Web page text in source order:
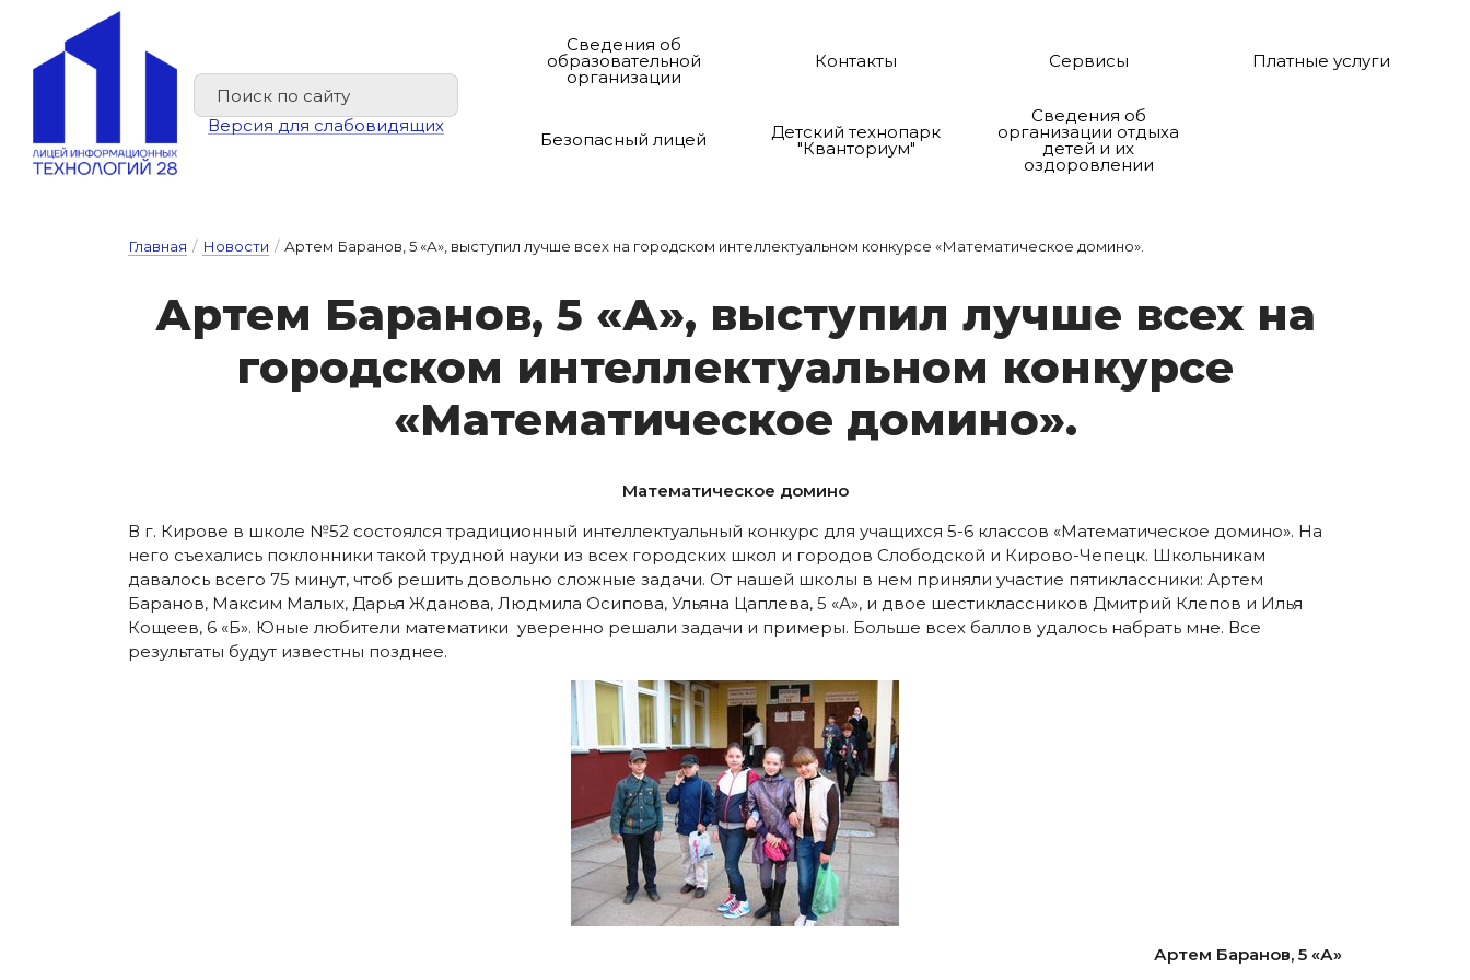
Версия для слабовидящих
Сведения об
образовательной
организации
Контакты Сервисы Платные услуги
Безопасный лицей Детский технопарк
"Кванториум"
Сведения об
организации отдыха
детей и их
оздоровлении
Главная / Новости / Артем Баранов, 5 «А», выступил лучше всех на городском интеллектуальном конкурсе «Математическое домино».
Ар­тем Ба­ра­нов, 5 «А», выс­ту­пил луч­ше всех на
го­род­ском ин­теллек­ту­аль­ном кон­курсе
«Ма­те­ма­ти­чес­кое до­ми­но».
Математическое домино
В г. Кирове в школе №52 состоялся традиционный интеллектуальный конкурс для учащихся 5-6 классов «Математическое домино». На
него съехались поклонники такой трудной науки из всех городских школ и городов Слободской и Кирово-Чепецк. Школьникам
давалось всего 75 минут, чтоб решить довольно сложные задачи. От нашей школы в нем приняли участие пятиклассники: Артем
Баранов, Максим Малых, Дарья Жданова, Людмила Осипова, Ульяна Цаплева, 5 «А», и двое шестиклассников Дмитрий Клепов и Илья
Кощеев, 6 «Б». Юные любители математики уверенно решали задачи и примеры. Больше всех баллов удалось набрать мне. Все
результаты будут известны позднее.
Артем Баранов, 5 «А»